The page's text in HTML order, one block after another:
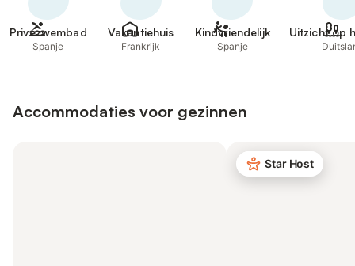
Privézwembad
Spanje
Vakantiehuis
Frankrijk
Kindvriendelijk
Spanje
Uitzicht op
Accommodaties voor gezinnen
Star Host